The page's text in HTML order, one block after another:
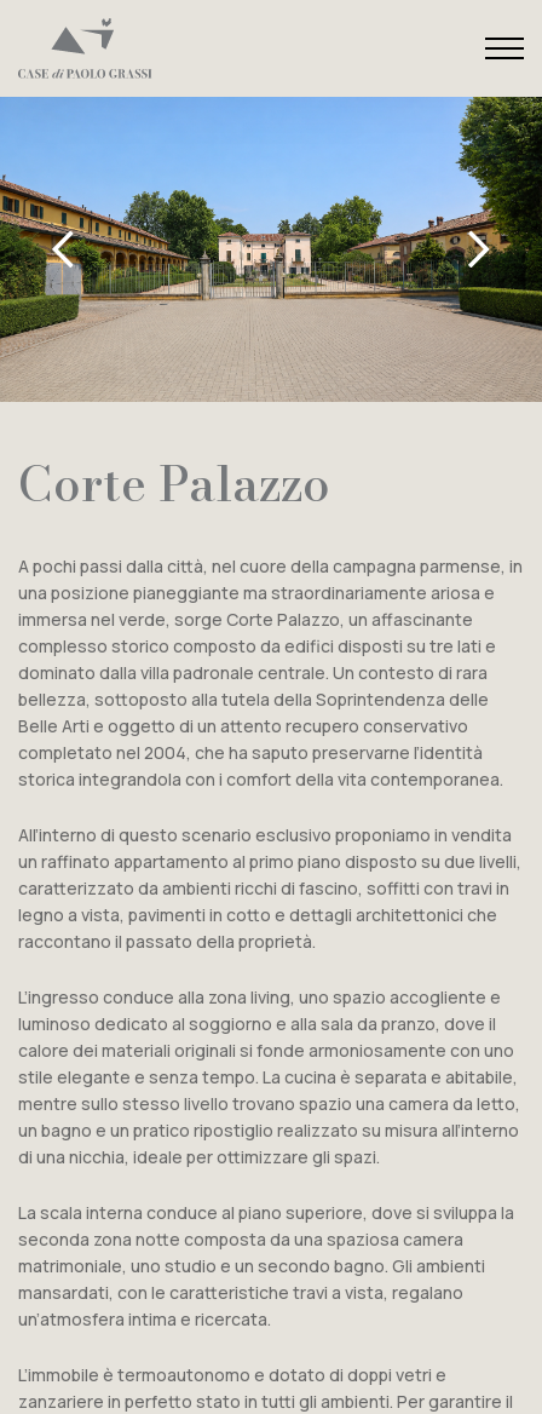
Corte Palazzo
A pochi passi dalla città, nel cuore della campagna parmense, in
una posizione pianeggiante ma straordinariamente ariosa e
immersa nel verde, sorge Corte Palazzo, un affascinante
complesso storico composto da edifici disposti su tre lati e
dominato dalla villa padronale centrale. Un contesto di rara
bellezza, sottoposto alla tutela della Soprintendenza delle
Belle Arti e oggetto di un attento recupero conservativo
completato nel 2004, che ha saputo preservarne l’identità
storica integrandola con i comfort della vita contemporanea.
All’interno di questo scenario esclusivo proponiamo in vendita
un raffinato appartamento al primo piano disposto su due livelli,
caratterizzato da ambienti ricchi di fascino, soffitti con travi in
legno a vista, pavimenti in cotto e dettagli architettonici che
raccontano il passato della proprietà.
L’ingresso conduce alla zona living, uno spazio accogliente e
luminoso dedicato al soggiorno e alla sala da pranzo, dove il
calore dei materiali originali si fonde armoniosamente con uno
stile elegante e senza tempo. La cucina è separata e abitabile,
mentre sullo stesso livello trovano spazio una camera da letto,
un bagno e un pratico ripostiglio realizzato su misura all’interno
di una nicchia, ideale per ottimizzare gli spazi.
La scala interna conduce al piano superiore, dove si sviluppa la
seconda zona notte composta da una spaziosa camera
matrimoniale, uno studio e un secondo bagno. Gli ambienti
mansardati, con le caratteristiche travi a vista, regalano
un’atmosfera intima e ricercata.
L’immobile è termoautonomo e dotato di doppi vetri e
zanzariere in perfetto stato in tutti gli ambienti. Per garantire il